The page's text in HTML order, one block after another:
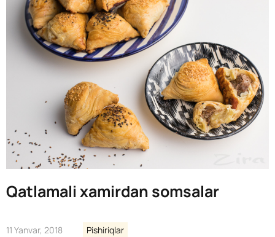
Qatlamali xamirdan somsalar
11 Yanvar, 2018 Pishiriqlar